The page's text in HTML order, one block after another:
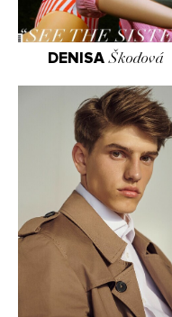
DENISA Škodová